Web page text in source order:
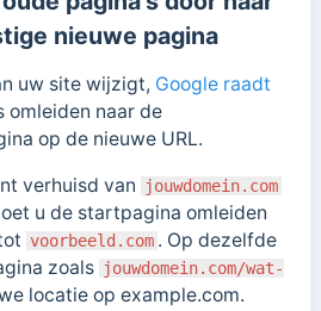
nieuwe pagina
uw site wijzigt, Google raadt
omleiden naar de
op de nieuwe URL.
verhuisd van jouwdomein.com
u de startpagina omleiden
voorbeeld.com . Op dezelfde
zoals jouwdomein.com/wat-
locatie op example.com.